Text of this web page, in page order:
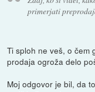
primerjati
Ti sploh ne veš, o čem
prodaja ogroža delo
Moj odgovor je bil, da